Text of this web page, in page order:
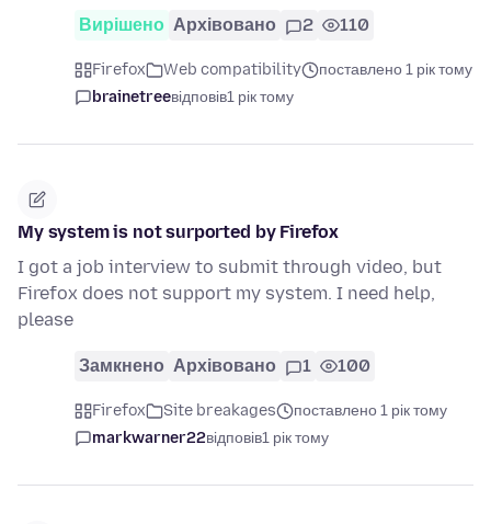
Вирішено Архівовано 2 110
Firefox Web compatibility
поставлено 1 рік тому
brainetreeвідповів1 рік тому
My system is not surported by Firefox
I got a job interview to submit through video, but
Firefox does not support my system. I need help,
please
Замкнено Архівовано 1 100
Firefox Site breakages
поставлено 1 рік тому
markwarner22відповів1 рік тому